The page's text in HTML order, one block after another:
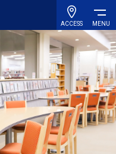
ACCESS MENU